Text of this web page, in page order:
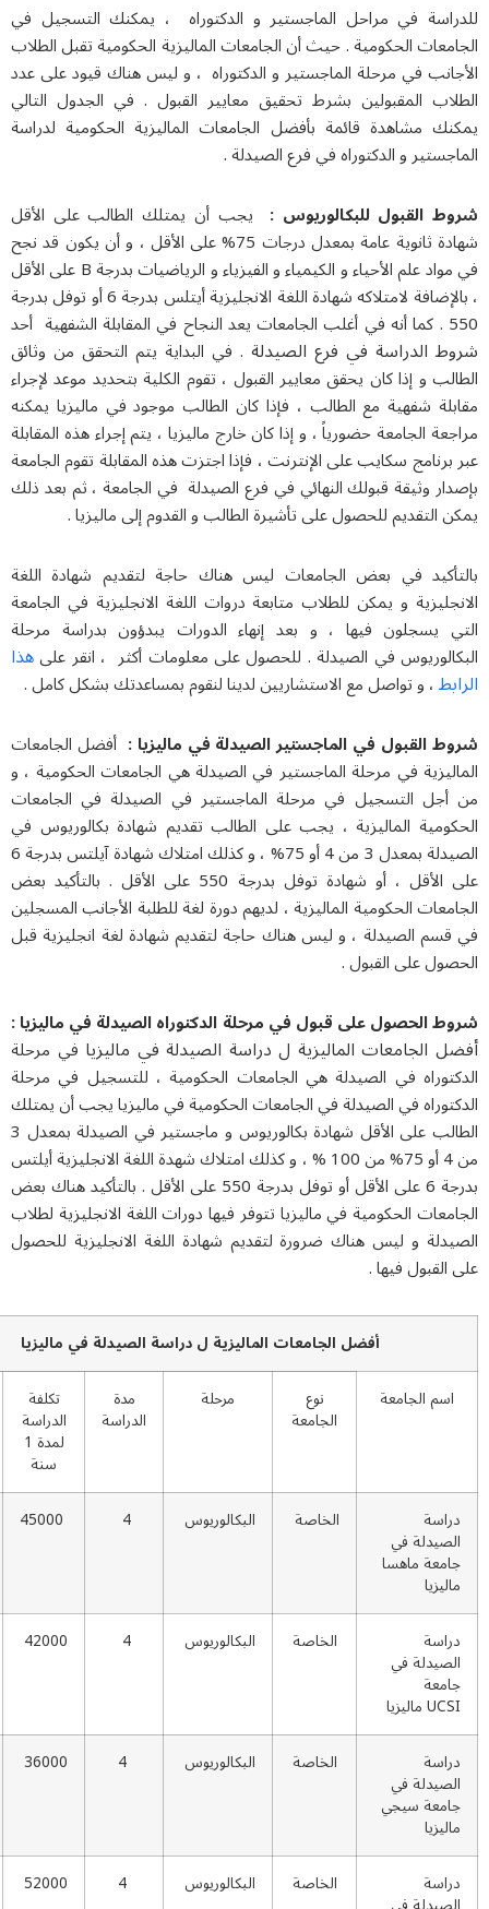
مراحل الماجستير و الدكتوراه ، يمكنك التسجيل في
. حيث أن الجامعات الماليزية الحكومية تقبل الطلاب
مرحلة الماجستير و الدكتوراه ، و ليس هناك قيود على عدد
بشرط تحقيق معايير القبول . في الجدول التالي
قائمة بأفضل الجامعات الماليزية الحكومية لدراسة
الدكتوراه في فرع الصيدلة.
للبکالوریوس :يجب أن يمتلك الطالب على الأقل
شهادة ثانوية عامة بمعدل درجات 75% على الأقل ، و أن يكون قد نجح
في مواد علم الأحياء و الكيمياء و الفيزياء و الرياضيات بدرجة B على الأقل
، بالإضافة لامتلاكه شهادة اللغة الانجليزية أيتلس بدرجة 6 أو توفل بدرجة
في فرع الصيدلة . في البداية يتم التحقق من وثائق
كان يحقق معايير القبول ، تقوم الكلية بتحديد موعد لإجراء
مع الطالب ، فإذا كان الطالب موجود في ماليزيا يمكنه
حضورياً ، و إذا كان خارج ماليزيا ، يتم إجراء هذه المقابلة
سكايب على الإنترنت ، فإذا اجتزت هذه المقابلة تقوم الجامعة
قبولك النهائي في فرع الصيدلة في الجامعة ، ثم بعد ذلك
للحصول على تأشيرة الطالب و القدوم إلى ماليزيا .
في بعض الجامعات ليس هناك حاجة لتقديم شهادة اللغة
و يمكن للطلاب متابعة دروات اللغة الانجليزية في الجامعة
فيها ، و بعد إنهاء الدورات يبدؤون بدراسة مرحلة
في الصيدلة . للحصول على معلومات أكثر ، انقر على هذا
مع الاستشاريين لدينا لنقوم بمساعدتك بشكل كامل .
في الماجستير الصيدلة في ماليزيا :أفضل الجامعات
في مرحلة الماجستير في الصيدلة هي الجامعات الحكومية ، و
في مرحلة الماجستير في الصيدلة في الجامعات
، يجب على الطالب تقديم شهادة بكالوريوس في
الصيدلة بمعدل 3 من 4 أو 75% ، و كذلك امتلاك شهادة آيلتس بدرجة 6
على الأقل ، أو شهادة توفل بدرجة 550 على الأقل . بالتأكيد بعض
الماليزية ، لديهم دورة لغة للطلبة الأجانب المسجلين
، و ليس هناك حاجة لتقديم شهادة لغة انجليزية قبل
القبول .
على قبول في مرحلة الدكتوراه الصيدلة في ماليزيا :
الماليزية ل دراسة الصيدلة في ماليزيافي مرحلة
في الصيدلة هي الجامعات الحكومية ، للتسجيل في مرحلة
الصيدلة في الجامعات الحكومية في ماليزيا يجب أن يمتلك
الطالب على الأقل شهادة بكالوريوس و ماجستير في الصيدلة بمعدل 3
من 4 أو 75% من 100 % ، و كذلك امتلاك شهدة اللغة الانجليزية أيلتس
بدرجة 6 على الأقل أو توفل بدرجة 550 على الأقل . بالتأكيد هناك بعض
في ماليزيا تتوفر فيها دورات اللغة الانجليزية لطلاب
ليس هناك ضرورة لتقديم شهادة اللغة الانجليزية للحصول
.
أفضل الجامعات الماليزية ل دراسة الصيدلة في ماليزيا
نوع مرحلة مدة تكلفة
الدراسة
تفاصيل
البکالوریوس 4 اقرأ
البکالوریوس 4
42000 اقرأ
البکالوریوس 4
36000 اقرأ
البکالوریوس 4
52000 اقرأ